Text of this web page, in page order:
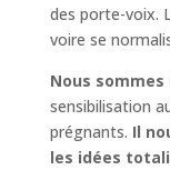
des porte-voix.
voire se
Nous sommes
sensibilisation
prégnants. Il
les idées